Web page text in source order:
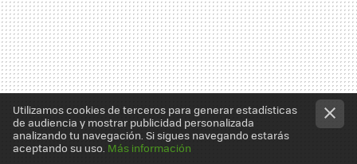
Utilizamos cookies de terceros para generar estadísticas
de audiencia y mostrar publicidad personalizada
analizando tu navegación. Si sigues navegando estarás
aceptando su uso. Más información